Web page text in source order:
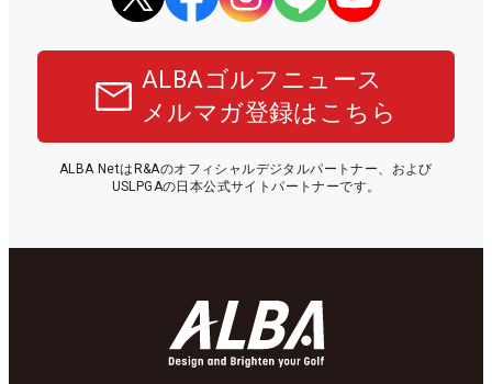
ALBAゴルフニュース
メルマガ登録はこちら
ALBA NetはR&Aのオフィシャルデジタルパートナー、および
USLPGAの日本公式サイトパートナーです。